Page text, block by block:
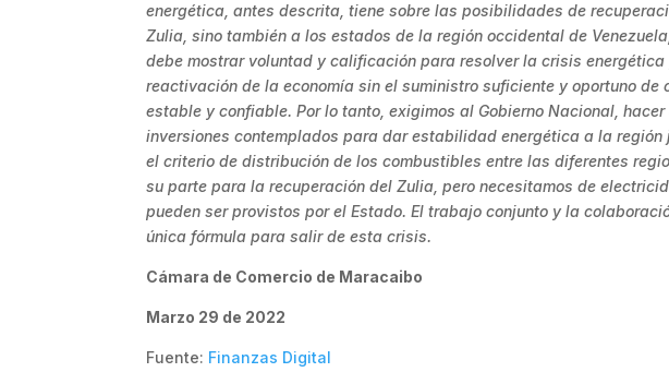
energética, antes descrita, tiene sobre las posibilidades de
Zulia, sino también a los estados de la región occidental de
debe mostrar voluntad y calificación para resolver la crisis energética
reactivación de la economía sin el suministro suficiente y oportuno
estable y confiable. Por lo tanto, exigimos al Gobierno Nacional,
inversiones contemplados para dar estabilidad energética a la región
el criterio de distribución de los combustibles entre las diferentes
su parte para la recuperación del Zulia, pero necesitamos de
pueden ser provistos por el Estado. El trabajo conjunto y la
única fórmula para salir de esta crisis.
Cámara de Comercio de Maracaibo
Marzo 29 de 2022
Fuente: Finanzas Digital